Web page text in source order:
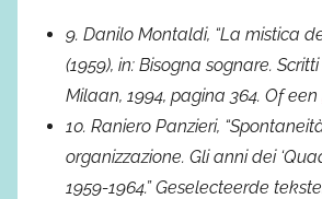
9. Danilo Montaldi, “La mistica
(1959), in: Bisogna sognare. Scritti
Milaan, 1994, pagina 364. Of een
10. Raniero Panzieri,
organizzazione. Gli anni dei
1959-1964.” Geselecteerde